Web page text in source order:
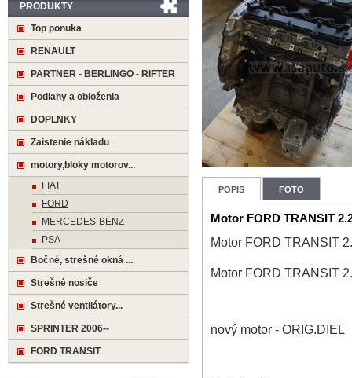
POPIS FOTO
Motor FORD TRANSIT
Motor FORD TRANSIT
Motor FORD TRANSIT
nový motor - ORIG.DIEL
PRODUKTY
Top ponuka
RENAULT
PARTNER - BERLINGO - RIFTER
Podlahy a obloženia
DOPLNKY
Zaistenie nákladu
motory,bloky motorov...
FIAT
FORD
MERCEDES-BENZ
PSA
Bočné, strešné okná ...
Strešné nosiče
Strešné ventilátory...
SPRINTER 2006--
FORD TRANSIT